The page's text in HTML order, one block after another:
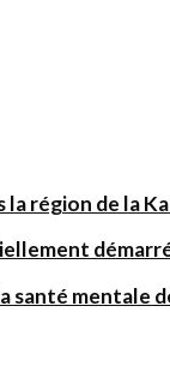
région de la
santé mentale